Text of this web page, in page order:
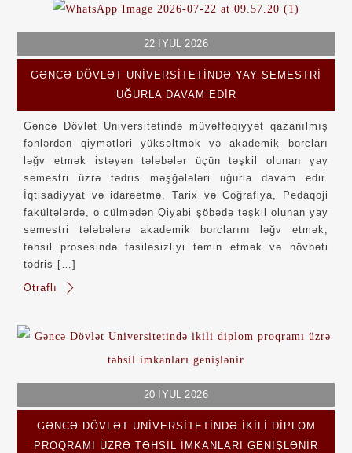
22 İYUL 2026
GƏNCƏ DÖVLƏT UNIVERSITETINDƏ YAY SEMESTRI
UĞURLA DAVAM EDIR
Gəncə Dövlət Universitetində müvəffəqiyyət qazanılmış
fənlərdən qiymətləri yüksəltmək və akademik borcları
ləğv etmək istəyən tələbələr üçün təşkil olunan yay
semestri üzrə tədris məşğələləri uğurla davam edir.
İqtisadiyyat və idarəetmə, Tarix və Coğrafiya, Pedaqoji
fakültələrdə, o cülmədən Qiyabi şöbədə təşkil olunan yay
semestri tələbələrə akademik borclarını ləğv etmək,
təhsil prosesində fasiləsizliyi təmin etmək və növbəti
tədris […]
Ətraflı
20 İYUL 2026
GƏNCƏ DÖVLƏT UNIVERSITETINDƏ IKILI DIPLOM
PROQRAMI ÜZRƏ TƏHSIL IMKANLARI GENIŞLƏNIR